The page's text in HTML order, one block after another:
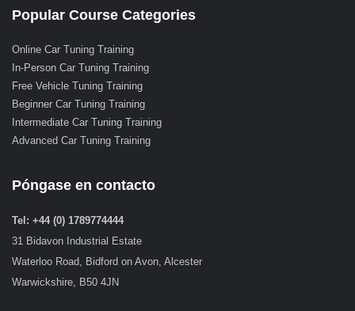
Popular Course Categories
Online Car Tuning Training
In-Person Car Tuning Training
Free Vehicle Tuning Training
Beginner Car Tuning Training
Intermediate Car Tuning Training
Advanced Car Tuning Training
Póngase en contacto
Tel: +44 (0) 1789774444
31 Bidavon Industrial Estate
Waterloo Road, Bidford on Avon, Alcester
Warwickshire, B50 4JN